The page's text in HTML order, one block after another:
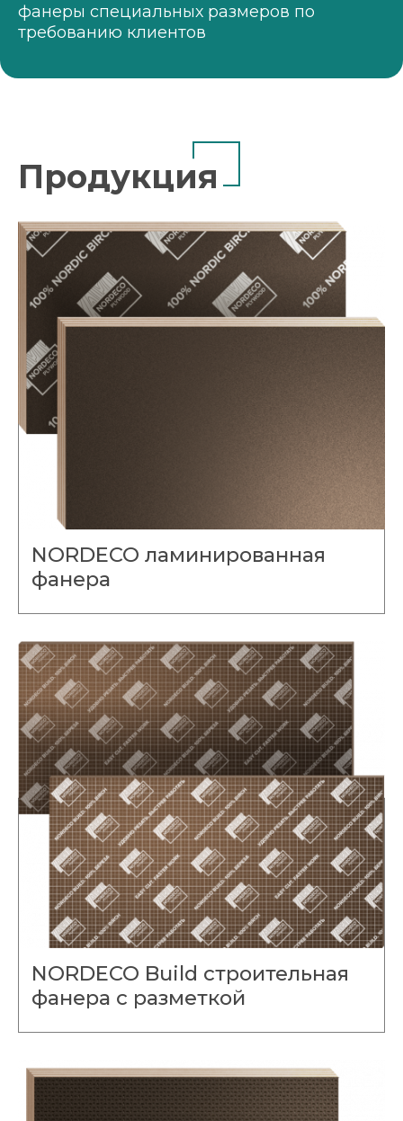
фанеры специальных размеров по
требованию клиентов
Продукция
NORDECO ламинированная
фанера
NORDECO Build строительная
фанера с разметкой